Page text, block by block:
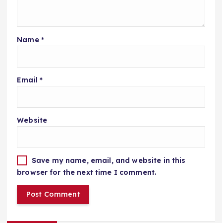
Name *
Email *
Website
Save my name, email, and website in this
browser for the next time I comment.